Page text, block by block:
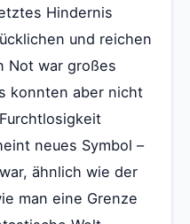
Hindernis
und reichen
Not war großes
konnten aber nicht
neues Symbol –
ähnlich wie der
man eine Grenze